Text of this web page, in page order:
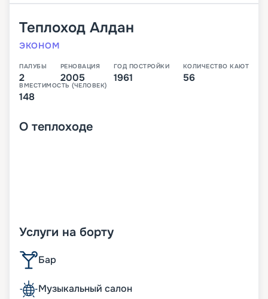
Теплоход Алдан
ЭКОНОМ
ПАЛУБЫ
2
РЕНОВАЦИЯ
2005
ГОД ПОСТРОЙКИ
1961
КОЛИЧЕСТВО КАЮТ
56
ВМЕСТИМОСТЬ (ЧЕЛОВЕК)
148
О теплоходе
Услуги на борту
Бар
Музыкальный салон